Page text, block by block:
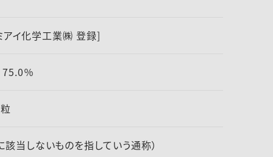
イ化学工業㈱ 登録]
％
当しないものを指していう通称）